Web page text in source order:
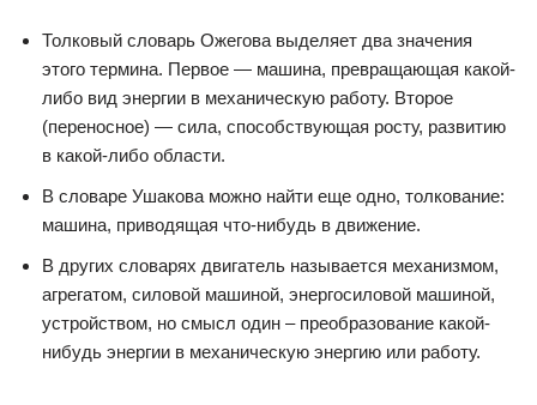
Толковый словарь Ожегова выделяет два значения
этого термина. Первое — машина, превращающая какой-
либо вид энергии в механическую работу. Второе
(переносное) — сила, способствующая росту, развитию
в какой-либо области.
В словаре Ушакова можно найти еще одно, толкование:
машина, приводящая что-нибудь в движение.
В других словарях двигатель называется механизмом,
агрегатом, силовой машиной, энергосиловой машиной,
устройством, но смысл один – преобразование какой-
нибудь энергии в механическую энергию или работу.